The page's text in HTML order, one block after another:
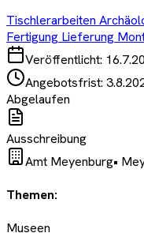
Tischlerarbeiten
Fertigung Lieferung
Veröffentlicht:
Angebotsfrist:
Abgelaufen
Ausschreibung
Amt Meyenburg•
Themen:
Museen